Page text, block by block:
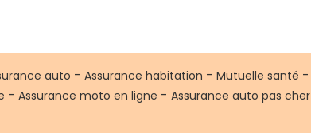
auto - Assurance habitation - Mutuelle santé -
- Assurance moto en ligne - Assurance auto pas cher